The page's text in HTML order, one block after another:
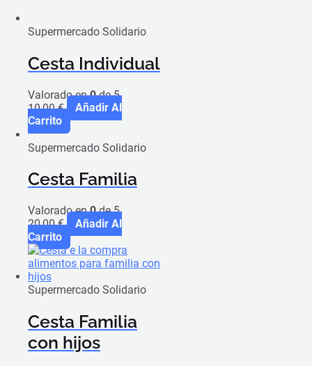
Supermercado Solidario
Cesta Individual
Valorado en0de 5
10,00€
Añadir Al
Carrito
Supermercado Solidario
Cesta Familia
Valorado en0de 5
20,00€
Añadir Al
Carrito
Supermercado Solidario
Cesta Familia
con hijos